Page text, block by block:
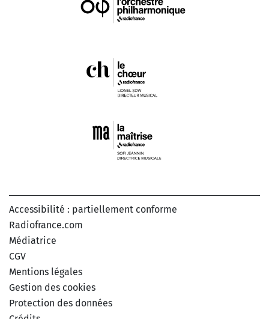
Accessibilité : partiellement conforme
Radiofrance.com
Médiatrice
CGV
Mentions légales
Gestion des cookies
Protection des données